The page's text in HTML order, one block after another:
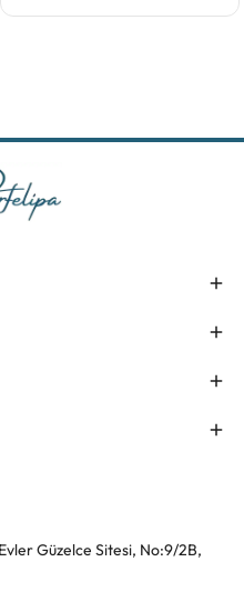
Güzelce Sitesi, No:9/2B,